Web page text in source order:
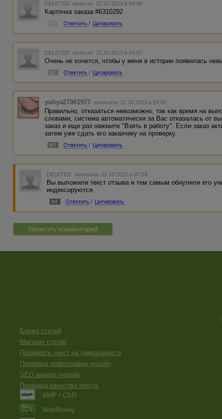
DELETED написал 21.10.2013 в 04:06
Карточка заказа #6310292
Ответить / Цитировать
DELETED написал 21.10.2013 в 04:07
Очень не хочется, чтобы у меня в истории появилась
#2 Ответить / Цитировать
yuliya27061977 написала 21.10.2013 в 04:09
Правильно, отказаться невозможно, так как время на
словами, система автоматически за Вас отказалась от
заказ и еще раз нажмите "Взять в работу". Если заказ
затем уже сдать его заказчику на проверку.
#3 Ответить / Цитировать
DELETED написала 21.10.2013 в 07:14
Вы выложили текст отзыва и тем самым обнулили его
индексируются.
#4 Ответить / Цитировать
Написать комментарий
Биржа статей
Магазин статей
Проверить текст на уникальность
Проверка орфографии онлайн
SEO анализ онлайн
Проверка качества текста
МИР / СБП
WebMoney